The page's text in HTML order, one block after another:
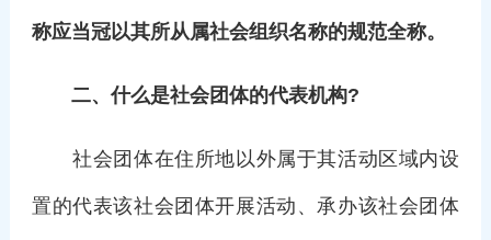
称应当冠以其所从属社会组织名称的规范全称。
二、什么是社会团体的代表机构?
社会团体在住所地以外属于其活动区域内设
置的代表该社会团体开展活动、承办该社会团体